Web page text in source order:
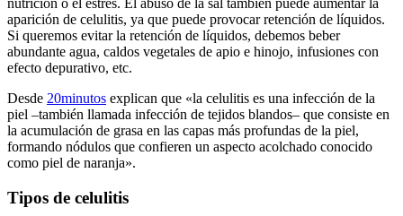
nutrición o el estrés. El abuso de la sal también puede aumentar la
aparición de celulitis, ya que puede provocar retención de líquidos.
Si queremos evitar la retención de líquidos, debemos beber
abundante agua, caldos vegetales de apio e hinojo, infusiones con
efecto depurativo, etc.
Desde 20minutos explican que «la celulitis es una infección de la
piel –también llamada infección de tejidos blandos– que consiste en
la acumulación de grasa en las capas más profundas de la piel,
formando nódulos que confieren un aspecto acolchado conocido
como piel de naranja».
Tipos de celulitis